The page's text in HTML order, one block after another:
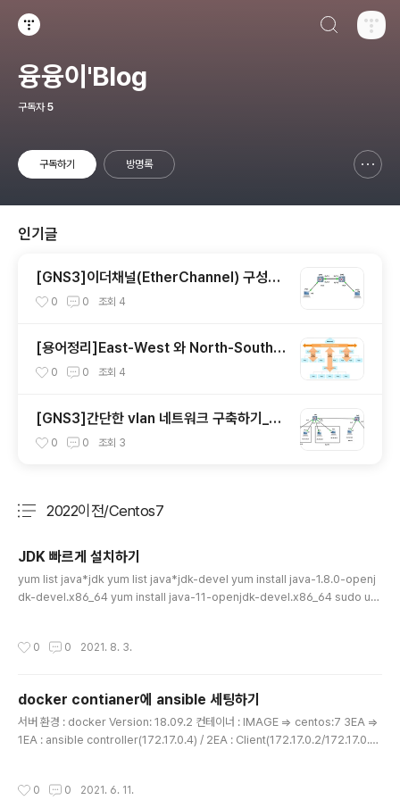
융융이'Blog
구독자 5
구독하기 방명록
인기글
[GNS3]이더채널(EtherChannel) 구성하
기 0 0 조회 4
[용어정리]East-West 와 North-South
란?0 0 조회 4
[GNS3]간단한 vlan 네트워크 구축하기_실
습 0 0 조회 3
2022이전/Centos7
JDK 빠르게 설치하기
yum list java*jdk yum list java*jdk-devel yum install java-1.8.0-openj
dk-devel.x86_64 yum install java-11-openjdk-devel.x86_64 sudo up
0 0 2021. 8. 3.
docker contianer에 ansible 세팅하기
서버 환경 : docker Version: 18.09.2 컨테이너 : IMAGE => centos:7 3EA =>
1EA : ansible controller(172.17.0.4) / 2EA : Client(172.17.0.2/172.17.0.3)
client1 centos:7 init docker run --privileged -d --name ansible_client
0 0 2021. 6. 11.